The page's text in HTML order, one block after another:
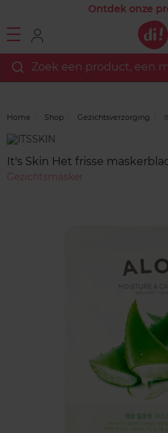
Ontdek onze
Zoek een product, een
Home Shop Gezichtsverzorging
Merk
It's Skin Het frisse
Gezichtsmasker